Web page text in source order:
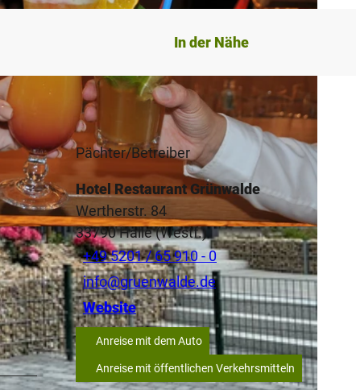
In der Nähe
Pächter/Betreiber
Hotel Restaurant Grünwalde
Wertherstr. 84
33790Halle (Westf.)
+49 5201 / 65 910 - 0
info@gruenwalde.de
Website
Anreise mit dem Auto
Anreise mit öffentlichen Verkehrsmitteln